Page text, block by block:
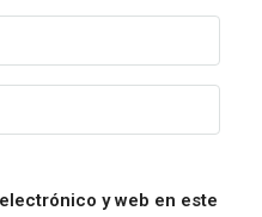
y web en este